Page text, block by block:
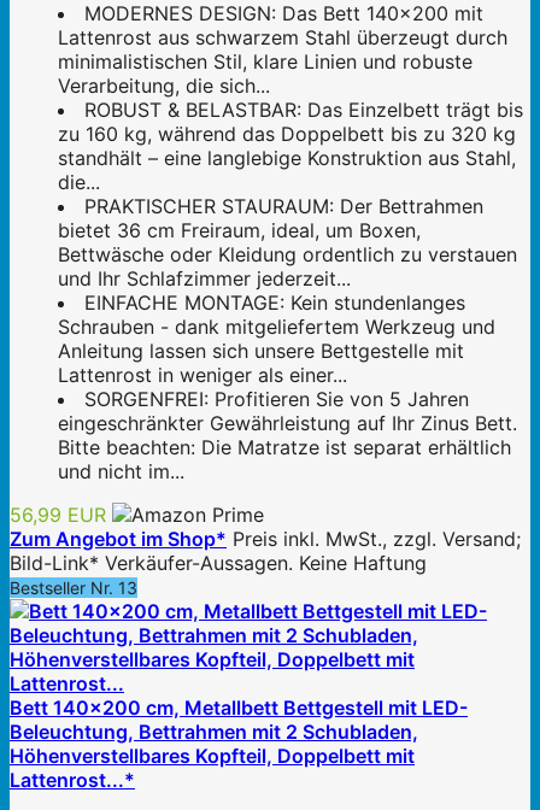
MODERNES DESIGN: Das Bett 140x200 mit
Lattenrost aus schwarzem Stahl überzeugt durch
minimalistischen Stil, klare Linien und robuste
Verarbeitung, die sich...
ROBUST & BELASTBAR: Das Einzelbett trägt bis
zu 160 kg, während das Doppelbett bis zu 320 kg
standhält – eine langlebige Konstruktion aus Stahl,
die...
PRAKTISCHER STAURAUM: Der Bettrahmen
bietet 36 cm Freiraum, ideal, um Boxen,
Bettwäsche oder Kleidung ordentlich zu verstauen
und Ihr Schlafzimmer jederzeit...
EINFACHE MONTAGE: Kein stundenlanges
Schrauben - dank mitgeliefertem Werkzeug und
Anleitung lassen sich unsere Bettgestelle mit
Lattenrost in weniger als einer...
SORGENFREI: Profitieren Sie von 5 Jahren
eingeschränkter Gewährleistung auf Ihr Zinus Bett.
Bitte beachten: Die Matratze ist separat erhältlich
und nicht im...
56,99 EUR
Zum Angebot im Shop* Preis inkl. MwSt., zzgl. Versand;
Bild-Link* Verkäufer-Aussagen. Keine Haftung
Bestseller Nr. 13
Bett 140x200 cm, Metallbett Bettgestell mit LED-
Beleuchtung, Bettrahmen mit 2 Schubladen,
Höhenverstellbares Kopfteil, Doppelbett mit
Lattenrost...*